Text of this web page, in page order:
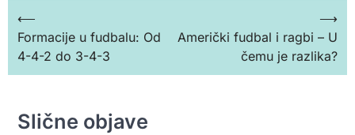
Кретање
чланка
⟵
Formacije u fudbalu: Od
4-4-2 do 3-4-3
Američki fudbal i ragbi – U
čemu je razlika?
⟶
Slične objave